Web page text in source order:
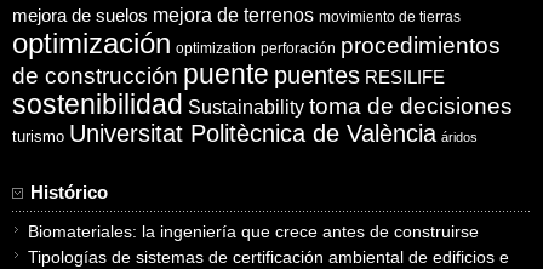
mejora de suelos mejora de terrenos movimiento de tierras
optimización optimization perforación procedimientos
de construcción puente puentes RESILIFE
sostenibilidad Sustainability toma de decisiones
turismo Universitat Politècnica de València áridos
Histórico
Biomateriales: la ingeniería que crece antes de construirse
Tipologías de sistemas de certificación ambiental de edificios e